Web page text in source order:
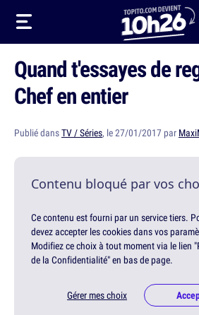
Quand t'essayes de
Chef en entier
Publié dansTV / Séries, le 27/01/2017 par
Contenu bloqué par vos
Ce contenu est fourni par un service tiers.
devez accepter les cookies dans vos
Modifiez ce choix à tout moment via le lien
de la Confidentialité" en bas de page.
Gérer mes choix